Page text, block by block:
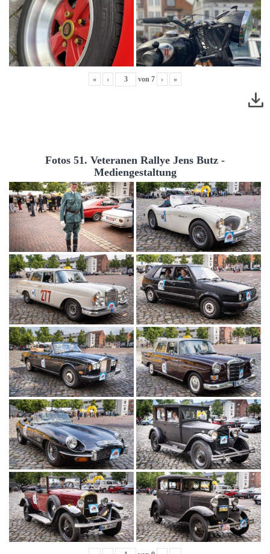
« ‹ von 7 › »
Fotos 51. Veteranen Rallye Jens Butz -
Mediengestaltung